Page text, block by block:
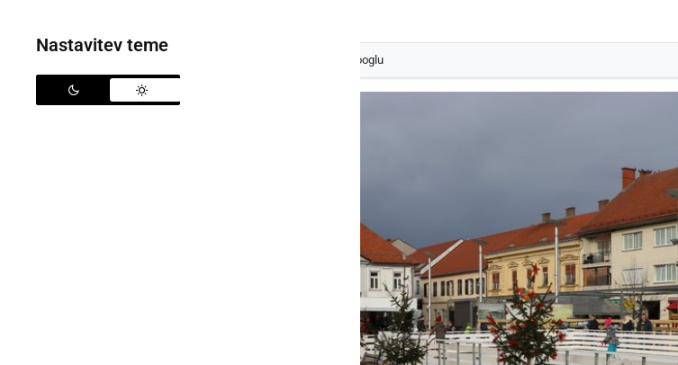
Nastavitev teme
kot svoj prednostni vir na Googlu